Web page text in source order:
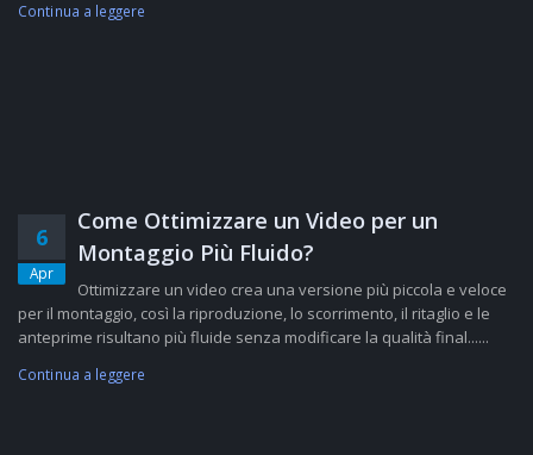
Continua a leggere
6
Apr
Come Ottimizzare un Video per un
Montaggio Più Fluido?
Ottimizzare un video crea una versione più piccola e veloce
per il montaggio, così la riproduzione, lo scorrimento, il ritaglio e le
anteprime risultano più fluide senza modificare la qualità final......
Continua a leggere